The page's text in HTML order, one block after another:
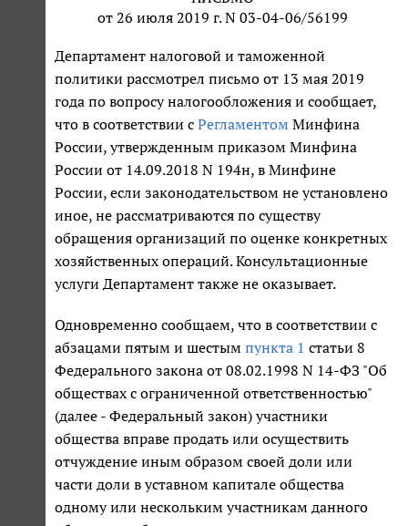
от 26 июля 2019 г. N 03-04-06/56199
Департамент налоговой и таможенной
политики рассмотрел письмо от 13 мая 2019
года по вопросу налогообложения и сообщает,
что в соответствии с Регламентом Минфина
России, утвержденным приказом Минфина
России от 14.09.2018 N 194н, в Минфине
России, если законодательством не установлено
иное, не рассматриваются по существу
обращения организаций по оценке конкретных
хозяйственных операций. Консультационные
услуги Департамент также не оказывает.
Одновременно сообщаем, что в соответствии с
абзацами пятым и шестым пункта 1 статьи 8
Федерального закона от 08.02.1998 N 14-ФЗ "Об
обществах с ограниченной ответственностью"
(далее - Федеральный закон) участники
общества вправе продать или осуществить
отчуждение иным образом своей доли или
части доли в уставном капитале общества
одному или нескольким участникам данного